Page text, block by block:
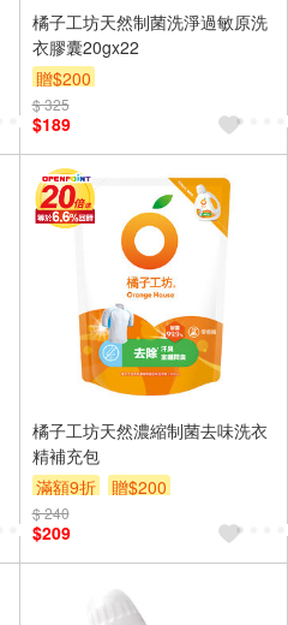
橘子工坊天然制菌洗淨過敏原洗
衣膠囊20gx22
贈$200
$ 325
$189
橘子工坊天然濃縮制菌去味洗衣
精補充包
滿額9折
贈$200
$ 240
$209